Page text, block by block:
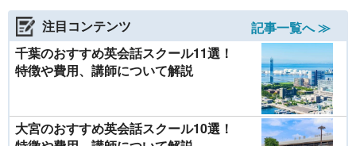
注目コンテンツ
記事一覧へ ≫
千葉のおすすめ英会話スクール11選！
特徴や費用、講師について解説
大宮のおすすめ英会話スクール10選！